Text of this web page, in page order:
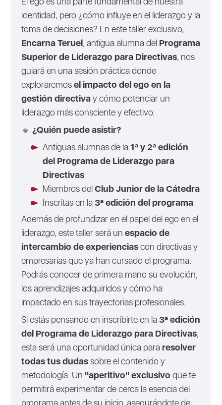
identidad, pero ¿cómo influye en el liderazgo y la
toma de decisiones? En este taller exclusivo,
Encarna Teruel, antigua alumna del Programa
Superior de Liderazgo para Directivas, nos
guiará en una sesión práctica donde
exploraremosel impacto del ego en la
gestión directivay cómo potenciar un
liderazgo más consciente y efectivo.
🔹 ¿Quién puede asistir?
Antiguas alumnas de la1ª y 2ª edición
del Programa de Liderazgo para
Directivas
Miembros delClub Junior de la Cátedra
Inscritas en la3ª edición del programa
Además de profundizar en el papel del ego en el
liderazgo, este taller será un espacio de
intercambio de experienciascon directivas y
empresarias que ya han cursado el programa.
Podrás conocer de primera mano su evolución,
los aprendizajes adquiridos y cómo ha
impactado en sus trayectorias profesionales.
Si estás pensando en inscribirte en la3ª edición
del Programa de Liderazgo para Directivas,
esta será una oportunidad única pararesolver
todas tus dudassobre el contenido y
metodología. Un "aperitivo" exclusivo que te
permitirá experimentar de cerca la esencia del
programa antes de su inicio, asegurándote de